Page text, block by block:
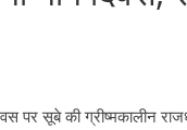
पर सूबे की ग्रीष्मकालीन